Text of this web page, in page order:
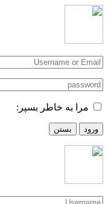
مرا به خاطر بسپر:
ورود بستن